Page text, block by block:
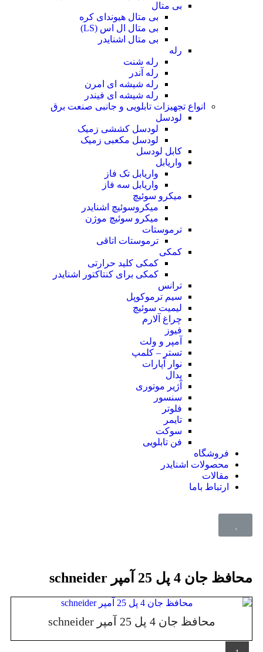
بی متال
بی متال هیوندای کره
بی متال ال اس (LS)
بی متال اشنایدر
رله
رله شنت
رله آندر
رله شیشه ای امرن
رله شیشه ای فیندر
انواع تجهیزات تابلویی و جانبی صنعت برق
لودسل
لودسل کششی زمیک
لودسل مکعبی زمیک
کابل لودسل
واریابل
واریابل تک فاز
واریابل سه فاز
میکرو سوئیچ
میکروسوئیچ اشنایدر
میکرو سوئیچ موژن
ترموستات
ترموستات اتاقی
کمکی
کمکی کلید حرارتی
کمکی برای کنتاکتور اشنایدر
ترانس
سیم ترموکوپل
لیمیت سوئیچ
چراغ آلارم
فیوز
آمپر و ولت
تستر – کلمپ
نوار آپارات
پدال
آژیر موتوری
سنسور
فلوتر
تایمر
سوکت
فن تابلویی
فروشگاه
محصولات اشنایدر
مقالات
ارتباط باما
محافظ جان 4 پل 25 آمپر schneider
محافظ جان 4 پل 25 آمپر schneider